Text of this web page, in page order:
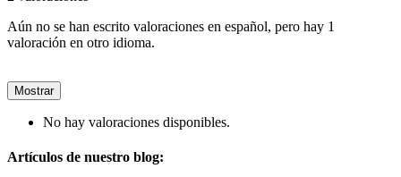
Aún no se han escrito valoraciones en español, pero hay 1
valoración en otro idioma.
Mostrar
No hay valoraciones disponibles.
Artículos de nuestro blog: